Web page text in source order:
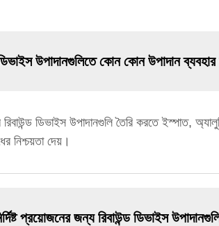
উপাদানগুলিতে কোন কোন উপাদান
ডিভাইস উপাদানগুলি তৈরি করতে ইস্পাত,
নিশ্চয়তা দেয়।
প্রয়োজনের জন্য রিবাউন্ড ডিভাইস